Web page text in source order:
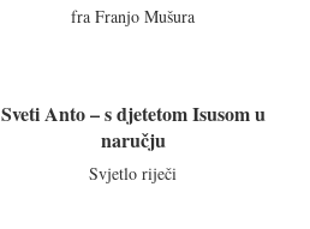
fra Franjo Mušura
Sveti Anto – s djetetom Isusom u
naručju
Svjetlo riječi